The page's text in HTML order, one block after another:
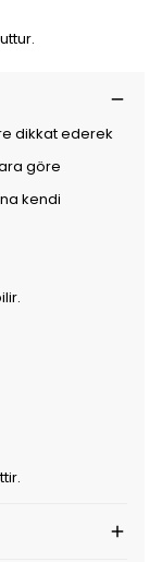
dikkat ederek
göre
kendi